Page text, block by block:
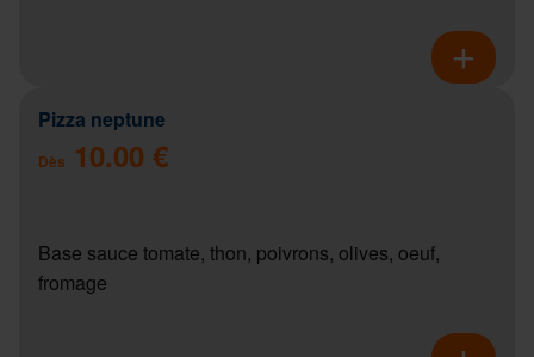
Pizza neptune
Dès 10.00 €
Base sauce tomate, thon, poivrons, olives, oeuf,
fromage